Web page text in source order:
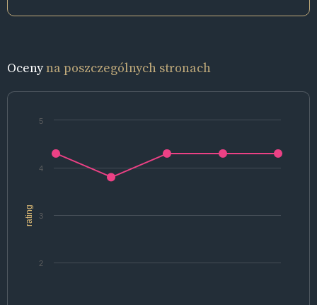
Ocenyna poszczególnych stronach
rating
2
3
4
5